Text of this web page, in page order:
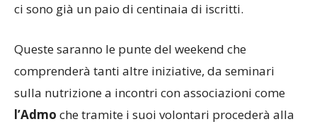
ci sono già un paio di centinaia di iscritti.
Queste saranno le punte del weekend che
comprenderà tanti altre iniziative, da seminari
sulla nutrizione a incontri con associazioni come
l’Admo che tramite i suoi volontari procederà alla